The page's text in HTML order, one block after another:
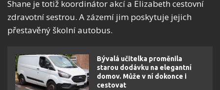
Shane je totiž koordinátor akcí a Elizabeth cestovní
zdravotní sestrou. A zázemí jim poskytuje jejich
přestavěný školní autobus.
Bývalá učitelka proměnila
starou dodávku na elegantní
domov. Může v ní dokonce i
cestovat